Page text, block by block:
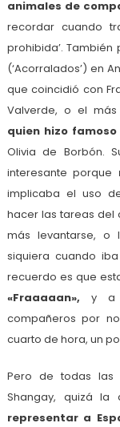
animales de
recordar cuando
prohibida’.
(‘Acorralados’) en
que coincidió con
Valverde, o el
quien hizo
Olivia de Borbón.
interesante porque
implicaba el uso
hacer las tareas del
más levantarse, o
siquiera cuando
recuerdo es que
«Fraaaaan», y a
compañeros por
cuarto de hora, un
Pero de todas las
Shangay, quizá
representar a